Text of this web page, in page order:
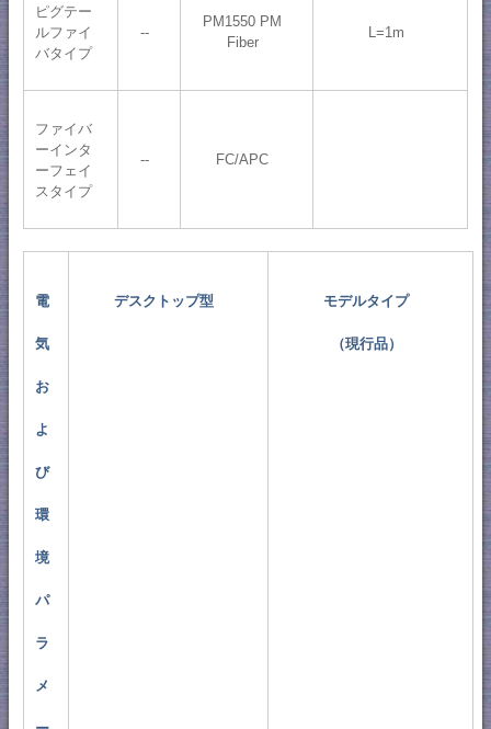
ピグテー
ルファイ
バタイプ
--
PM1550 PM
Fiber
L=1m
ファイバ
ーインタ
ーフェイ
スタイプ
-- FC/APC
電
気
お
よ
び
環
境
パ
ラ
メ
デスクトップ型 モデルタイプ
（現行品）